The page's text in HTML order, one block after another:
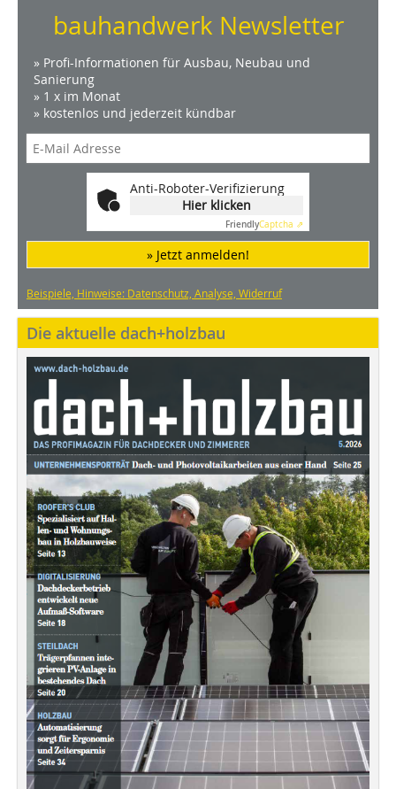
bauhandwerk Newsletter
» Profi-Informationen für Ausbau, Neubau und
Sanierung
» 1 x im Monat
» kostenlos und jederzeit kündbar
Anti-Roboter-Verifizierung
Hier klicken
FriendlyCaptcha ⇗
» Jetzt anmelden!
Beispiele, Hinweise: Datenschutz, Analyse, Widerruf
Die aktuelle dach+holzbau